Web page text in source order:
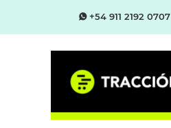
+54 911 2192 0707